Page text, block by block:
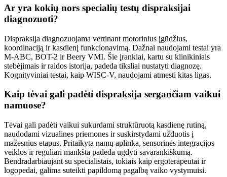
Ar yra kokių nors specialių testų dispraksijai
diagnozuoti?
Dispraksija diagnozuojama vertinant motorinius įgūdžius,
koordinaciją ir kasdienį funkcionavimą. Dažnai naudojami testai yra
M-ABC, BOT-2 ir Beery VMI. Šie įrankiai, kartu su klinikiniais
stebėjimais ir raidos istorija, padeda tiksliai nustatyti diagnozę.
Kognityviniai testai, kaip WISC-V, naudojami atmesti kitas ligas.
Kaip tėvai gali padėti dispraksija sergančiam vaikui
namuose?
Tėvai gali padėti vaikui sukurdami struktūruotą kasdienę rutiną,
naudodami vizualines priemones ir suskirstydami užduotis į
mažesnius etapus. Pritaikyta namų aplinka, sensorinės integracijos
veiklos ir reguliari mankšta padeda ugdyti savarankiškumą.
Bendradarbiaujant su specialistais, tokiais kaip ergoterapeutai ir
logopedai, galima suteikti papildomą pagalbą vaiko vystymuisi.